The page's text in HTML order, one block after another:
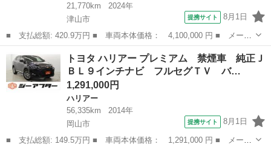
21,770km
2024年
津山市
提携サイト 8月1日
■ 支払総額: 420.9万円 ■ 車両本体価格： 4,100,000 円 ■ メーカ
ー名： トヨタ ■ 車種名： ハリアーハイブリッド ■ グレード
名： Ｚ レザーパッケージ フルセグ メモリーナビ ミュージッ
クプレイヤ...
ハリアー
トヨタ ハリアー プレミアム 禁煙車 純正Ｊ
ＢＬ９インチナビ フルセグＴＶ バ…
1,291,000円
ハリアー
56,335km
2014年
岡山市
提携サイト 8月1日
■ 支払総額: 149.5万円 ■ 車両本体価格： 1,291,000 円 ■ メーカ